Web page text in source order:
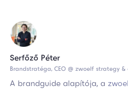
Serfőző Péter
Brandstratéga, CEO @ zwoelf strategy &
A brandguide alapítója, a